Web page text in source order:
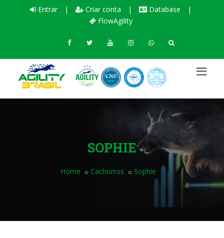
Entrar | Criar conta | Database
|
FlowAgility
SOPHIE
Home Cachorros Sophie